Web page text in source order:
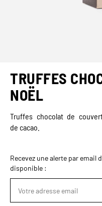
TRUFFES
NOËL
Truffes chocolat de
de cacao.
Recevez une alerte par email
disponible :